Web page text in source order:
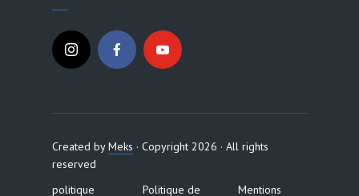
Created byMeks · Copyright 2026 · All rights
reserved
politique
Politique de Mentions